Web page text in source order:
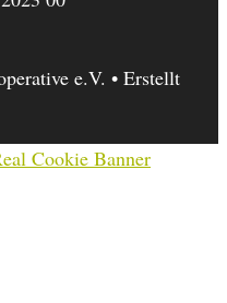
e.V. • Erstellt
Cookie Banner